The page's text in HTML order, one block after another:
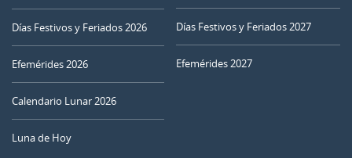
Días Festivos y Feriados 2026
Efemérides 2026
Calendario Lunar 2026
Luna de Hoy
Días Festivos y Feriados 2027
Efemérides 2027